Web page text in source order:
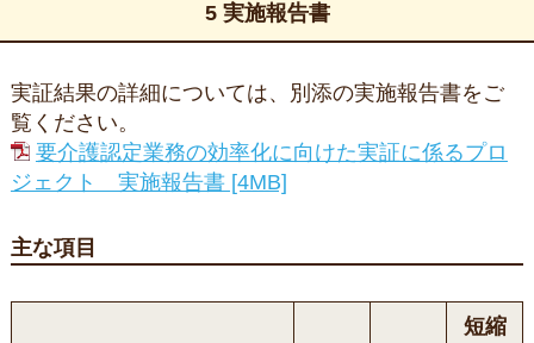
5 実施報告書
実証結果の詳細については、別添の実施報告書をご
覧ください。
要介護認定業務の効率化に向けた実証に係るプロ
ジェクト 実施報告書 [4MB]
主な項目
短縮